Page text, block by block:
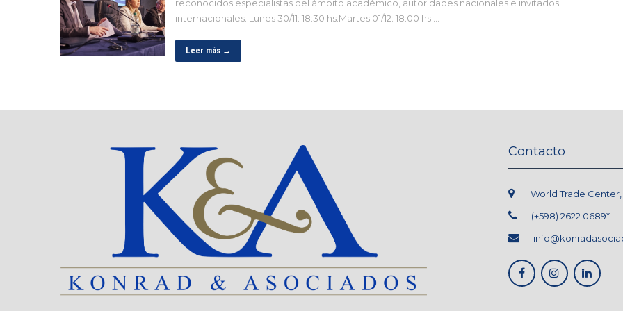
reconocidos especialistas del ámbito académico, autoridades nacionales e invitados
internacionales. Lunes 30/11: 18:30 hs.Martes 01/12: 18:00 hs….
Leer más →
Contacto
World Trade Center,
(+598) 2622 0689*